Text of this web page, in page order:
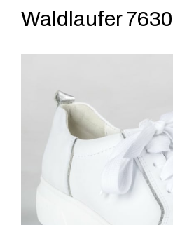
Waldlaufer